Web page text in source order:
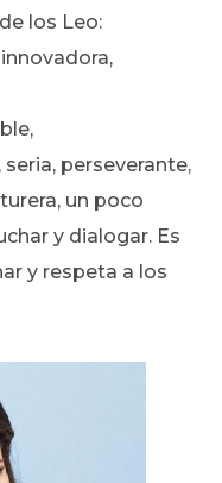
los Leo:
perseverante,
un poco
y dialogar. Es
y respeta a los